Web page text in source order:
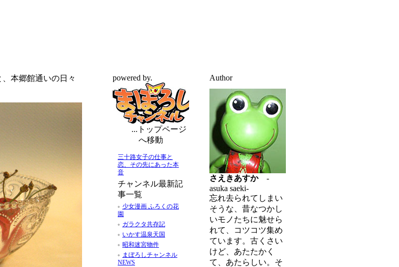
本郷館通いの日々 Author
さえきあすか-
asuka saeki-
忘れ去られてしまい
そうな、昔なつかし
いモノたちに魅せら
れて、コツコツ集め
ています。古くさい
けど、あたたかく
て、あたらしい。そ
powered by.
...トップページ
へ移動
三十路女子の仕事と
恋、その先にあった本
音
チャンネル最新記
事一覧
少女漫画 ふろくの花
園
ガラクタ共存記
いかす温泉天国
昭和迷宮物件
まぼろしチャンネル
NEWS